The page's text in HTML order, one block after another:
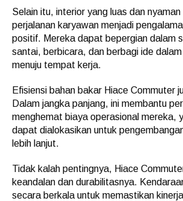
Selain itu, interior yang luas dan
perjalanan karyawan menjadi
positif. Mereka dapat bepergian dalam
santai, berbicara, dan berbagi ide
menuju tempat kerja.
Efisiensi bahan bakar Hiace Commuter
Dalam jangka panjang, ini membantu
menghemat biaya operasional mereka,
dapat dialokasikan untuk
lebih lanjut.
Tidak kalah pentingnya, Hiace
keandalan dan durabilitasnya.
secara berkala untuk memastikan